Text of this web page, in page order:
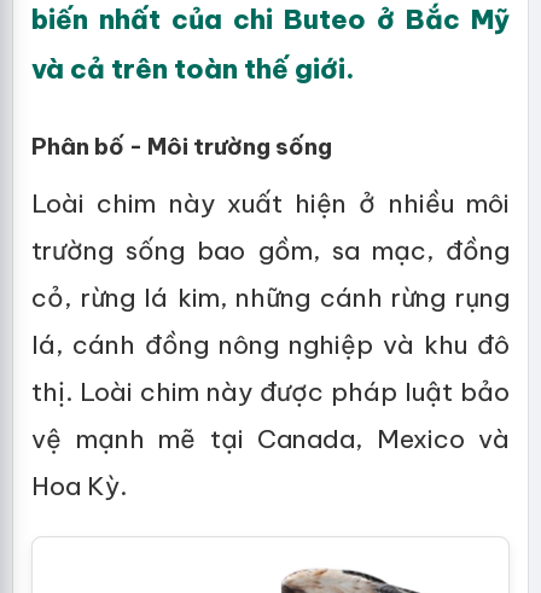
biến nhất của chi Buteo ở Bắc Mỹ
và cả trên toàn thế giới.
Phân bố - Môi trường sống
Loài chim này xuất hiện ở nhiều môi
trường sống bao gồm, sa mạc, đồng
cỏ, rừng lá kim, những cánh rừng rụng
lá, cánh đồng nông nghiệp và khu đô
thị. Loài chim này được pháp luật bảo
vệ mạnh mẽ tại Canada, Mexico và
Hoa Kỳ.